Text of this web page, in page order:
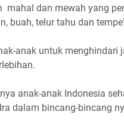
mahal dan mewah yang
buah, telur tahu dan
anak untuk
anak-anak Indonesia
dalam bincang-bincang